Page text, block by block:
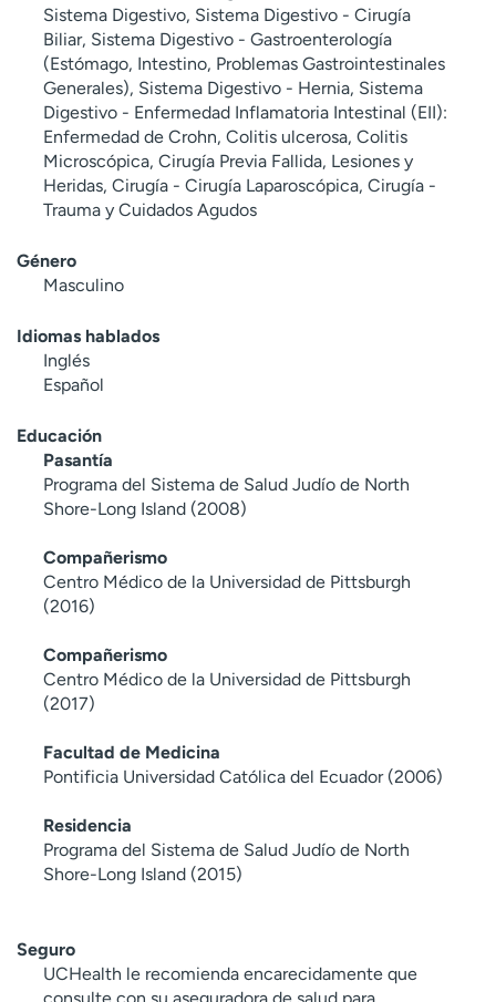
Sistema Digestivo, Sistema Digestivo - Cirugía
Biliar, Sistema Digestivo - Gastroenterología
(Estómago, Intestino, Problemas Gastrointestinales
Generales), Sistema Digestivo - Hernia, Sistema
Digestivo - Enfermedad Inflamatoria Intestinal (EII):
Enfermedad de Crohn, Colitis ulcerosa, Colitis
Microscópica, Cirugía Previa Fallida, Lesiones y
Heridas, Cirugía - Cirugía Laparoscópica, Cirugía -
Trauma y Cuidados Agudos
Género
Masculino
Idiomas hablados
Inglés
Español
Educación
Pasantía
Programa del Sistema de Salud Judío de North
Shore-Long Island (2008)
Compañerismo
Centro Médico de la Universidad de Pittsburgh
(2016)
Compañerismo
Centro Médico de la Universidad de Pittsburgh
(2017)
Facultad de Medicina
Pontificia Universidad Católica del Ecuador (2006)
Residencia
Programa del Sistema de Salud Judío de North
Shore-Long Island (2015)
Seguro
UCHealth le recomienda encarecidamente que
consulte con su aseguradora de salud para